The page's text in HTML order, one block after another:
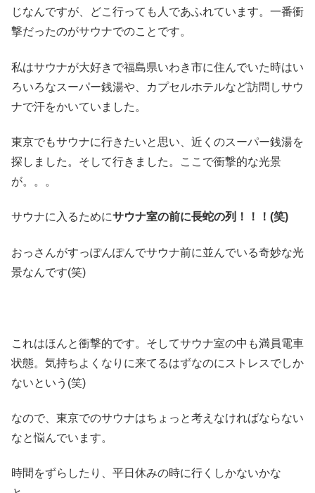
じなんですが、どこ行っても人であふれています。一番衝
撃だったのがサウナでのことです。
私はサウナが大好きで福島県いわき市に住んでいた時はい
ろいろなスーパー銭湯や、カプセルホテルなど訪問しサウ
ナで汗をかいていました。
東京でもサウナに行きたいと思い、近くのスーパー銭湯を
探しました。そして行きました。ここで衝撃的な光景
が。。。
サウナに入るためにサウナ室の前に長蛇の列！！！(笑)
おっさんがすっぽんぽんでサウナ前に並んでいる奇妙な光
景なんです(笑)
これはほんと衝撃的です。そしてサウナ室の中も満員電車
状態。気持ちよくなりに来てるはずなのにストレスでしか
ないという(笑)
なので、東京でのサウナはちょっと考えなければならない
なと悩んでいます。
時間をずらしたり、平日休みの時に行くしかないかな